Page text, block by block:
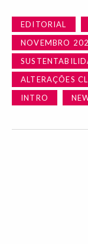
EDITORIAL
NOVEMBRO
ALTERAÇÕES
INTRO